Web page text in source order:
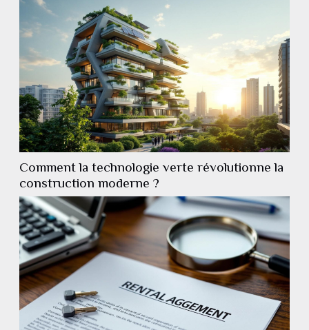
Comment la technologie verte révolutionne la
construction moderne ?